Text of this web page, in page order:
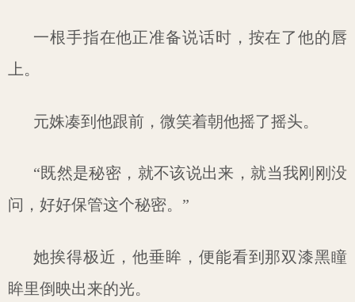
一根手指在他正准备说话时，按在了他的唇
上。
元姝凑到他跟前，微笑着朝他摇了摇头。
“既然是秘密，就不该说出来，就当我刚刚没
问，好好保管这个秘密。”
她挨得极近，他垂眸，便能看到那双漆黑瞳
眸里倒映出来的光。